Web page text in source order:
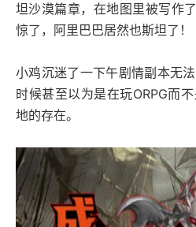
坦沙漠篇章，在地图里被写作
惊了，阿里巴巴居然也斯坦了！
小鸡沉迷了一下午剧情副本无
时候甚至以为是在玩ORPG而
地的存在。